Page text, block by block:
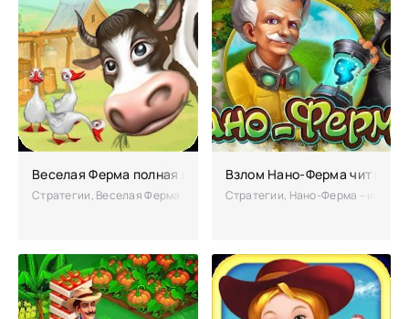
Веселая Ферма полная взломанная версия
Стратегии, Веселая Ферма – симулятор-стратегия, с пошаговым
Взлом Нано-Ферма чит на
Стратегии, Нано-Ферма – игра-